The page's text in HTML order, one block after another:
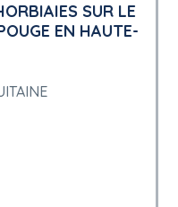
SUR LE
EN HAUTE-